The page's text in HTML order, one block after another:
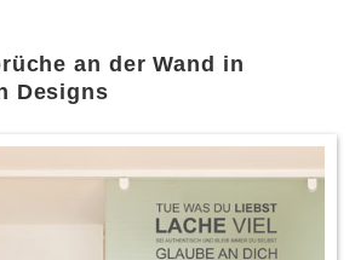
an der Wand in
Designs